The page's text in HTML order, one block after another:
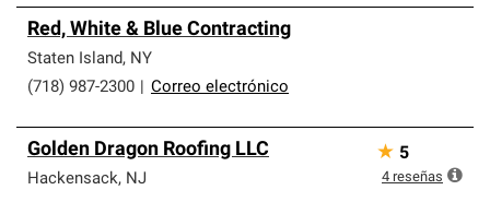
Red, White & Blue Contracting
Staten Island, NY
(718) 987-2300
Correo electrónico
Golden Dragon Roofing LLC
Hackensack, NJ
★ 5
4 reseñas